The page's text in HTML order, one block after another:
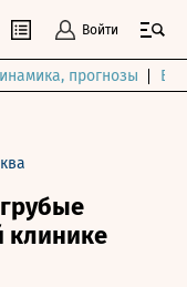
Войти
прогнозы
клинике